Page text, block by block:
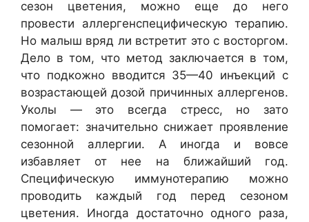
сезон цветения, можно еще до него
провести аллергенспецифическую терапию.
Но малыш вряд ли встретит это с восторгом.
Дело в том, что метод заключается в том,
что подкожно вводится 35—40 инъекций с
возрастающей дозой причинных аллергенов.
Уколы — это всегда стресс, но зато
помогает: значительно снижает проявление
сезонной аллергии. А иногда и вовсе
избавляет от нее на ближайший год.
Специфическую иммунотерапию можно
проводить каждый год перед сезоном
цветения. Иногда достаточно одного раза,